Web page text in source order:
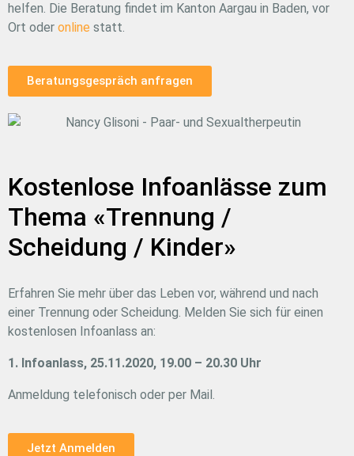
helfen. Die Beratung findet im Kanton Aargau in Baden, vor
Ort oder online statt.
Beratungsgespräch anfragen
Kostenlose Infoanlässe zum
Thema «Trennung /
Scheidung / Kinder»
Erfahren Sie mehr über das Leben vor, während und nach
einer Trennung oder Scheidung. Melden Sie sich für einen
kostenlosen Infoanlass an:
1. Infoanlass, 25.11.2020, 19.00 – 20.30 Uhr
Anmeldung telefonisch oder per Mail.
Jetzt Anmelden